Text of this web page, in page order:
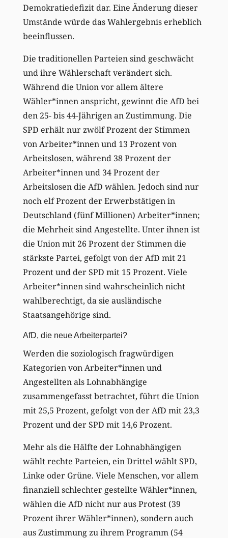
Demokratiedefizit dar. Eine Änderung dieser
Umstände würde das Wahlergebnis erheblich
beeinflussen.
Die traditionellen Parteien sind geschwächt
und ihre Wählerschaft verändert sich.
Während die Union vor allem ältere
Wähler*innen anspricht, gewinnt die AfD bei
den 25- bis 44-Jährigen an Zustimmung. Die
SPD erhält nur zwölf Prozent der Stimmen
von Arbeiter*innen und 13 Prozent von
Arbeitslosen, während 38 Prozent der
Arbeiter*innen und 34 Prozent der
Arbeitslosen die AfD wählen. Jedoch sind nur
noch elf Prozent der Erwerbstätigen in
Deutschland (fünf Millionen) Arbeiter*innen;
die Mehrheit sind Angestellte. Unter ihnen ist
die Union mit 26 Prozent der Stimmen die
stärkste Partei, gefolgt von der AfD mit 21
Prozent und der SPD mit 15 Prozent. Viele
Arbeiter*innen sind wahrscheinlich nicht
wahlberechtigt, da sie ausländische
Staatsangehörige sind.
AfD, die neue Arbeiterpartei?
Werden die soziologisch fragwürdigen
Kategorien von Arbeiter*innen und
Angestellten als Lohnabhängige
zusammengefasst betrachtet, führt die Union
mit 25,5 Prozent, gefolgt von der AfD mit 23,3
Prozent und der SPD mit 14,6 Prozent.
Mehr als die Hälfte der Lohnabhängigen
wählt rechte Parteien, ein Drittel wählt SPD,
Linke oder Grüne. Viele Menschen, vor allem
finanziell schlechter gestellte Wähler*innen,
wählen die AfD nicht nur aus Protest (39
Prozent ihrer Wähler*innen), sondern auch
aus Zustimmung zu ihrem Programm (54